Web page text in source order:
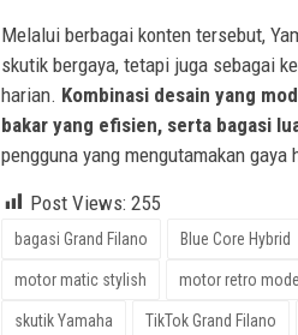
Melalui berbagai konten tersebut,
skutik bergaya, tetapi juga sebagai
harian. Kombinasi desain yang
bakar yang efisien, serta bagasi
pengguna yang mengutamakan
Post Views: 255
bagasi Grand Filano Blue Core Hybrid
motor matic stylish motor retro
skutik Yamaha TikTok Grand Filano